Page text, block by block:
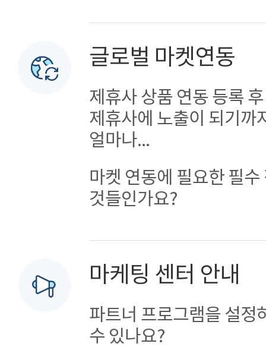
글로벌 마켓연동
제휴사 상품 연동 등록
제휴사에 노출이 되기까
얼마나...
마켓 연동에 필요한 필수
것들인가요?
마케팅 센터 안내
파트너 프로그램을 설정
수 있나요?